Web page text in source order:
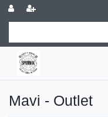
Mavi - Outlet